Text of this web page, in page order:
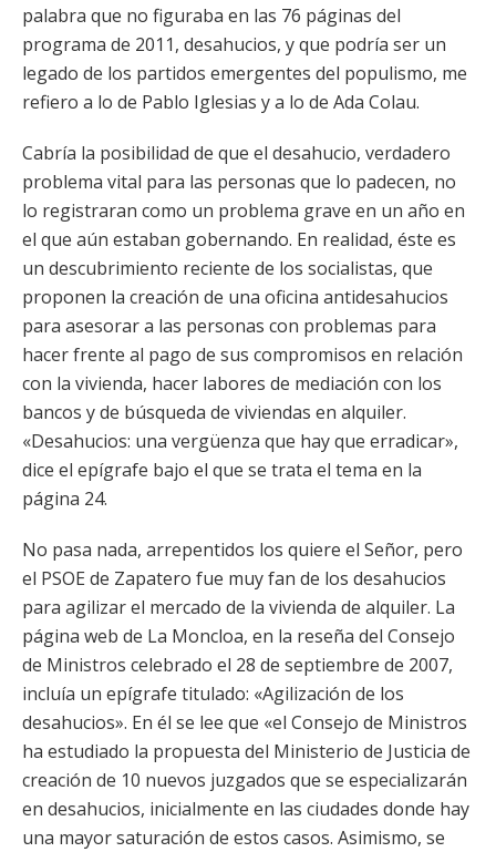
palabra que no figuraba en las 76 páginas del
programa de 2011, desahucios, y que podría ser un
legado de los partidos emergentes del populismo, me
refiero a lo de Pablo Iglesias y a lo de Ada Colau.
Cabría la posibilidad de que el desahucio, verdadero
problema vital para las personas que lo padecen, no
lo registraran como un problema grave en un año en
el que aún estaban gobernando. En realidad, éste es
un descubrimiento reciente de los socialistas, que
proponen la creación de una oficina antidesahucios
para asesorar a las personas con problemas para
hacer frente al pago de sus compromisos en relación
con la vivienda, hacer labores de mediación con los
bancos y de búsqueda de viviendas en alquiler.
«Desahucios: una vergüenza que hay que erradicar»,
dice el epígrafe bajo el que se trata el tema en la
página 24.
No pasa nada, arrepentidos los quiere el Señor, pero
el PSOE de Zapatero fue muy fan de los desahucios
para agilizar el mercado de la vivienda de alquiler. La
página web de La Moncloa, en la reseña del Consejo
de Ministros celebrado el 28 de septiembre de 2007,
incluía un epígrafe titulado: «Agilización de los
desahucios». En él se lee que «el Consejo de Ministros
ha estudiado la propuesta del Ministerio de Justicia de
creación de 10 nuevos juzgados que se especializarán
en desahucios, inicialmente en las ciudades donde hay
una mayor saturación de estos casos. Asimismo, se